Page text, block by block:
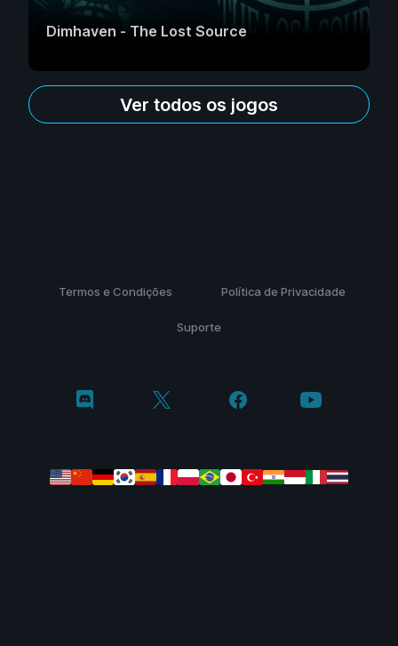
Dimhaven - The Lost Source
Ver todos os jogos
Termos e Condições Política de Privacidade
Suporte